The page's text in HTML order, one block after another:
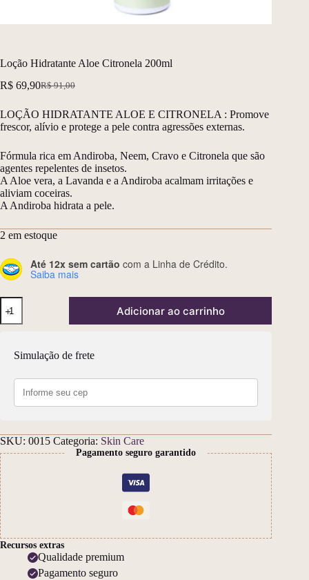
Loção Hidratante Aloe Citronela 200ml
R$91,00
O
original
era:
R$ 69,90O
atual
é:
LOÇÃO HIDRATANTE ALOE E CITRONELA : Promove
frescor, alívio e protege a pele contra agressões externas.
Fórmula rica em Andiroba, Neem, Cravo e Citronela que são
agentes repelentes de insetos.
A Aloe vera, a Lavanda e a Andiroba acalmam irritações e
aliviam coceiras.
A Andiroba hidrata a pele.
2 em estoque
Até 12x sem cartão com a Linha de Crédito.
Saiba mais
Loção
Hidratante
Aloe
200ml
quantidade
Adicionar ao carrinho
Simulação de frete
SKU: 0015 Categoria: Skin Care
Pagamento seguro garantido
Recursos extras
Qualidade premium
Pagamento seguro